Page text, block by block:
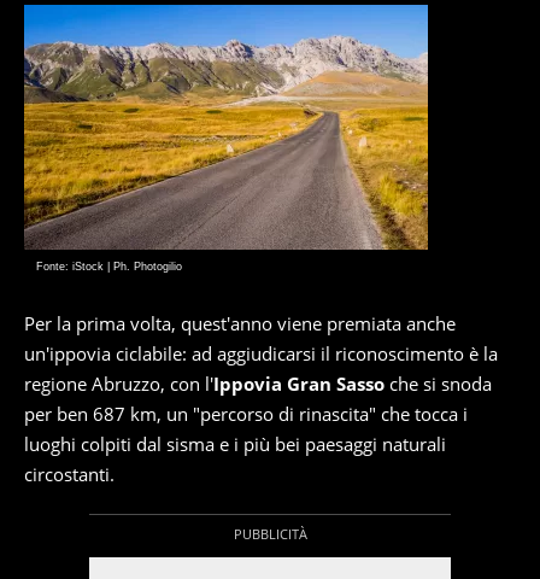
Fonte: iStock | Ph. Photogilio
Per la prima volta, quest'anno viene premiata anche
un'ippovia ciclabile: ad aggiudicarsi il riconoscimento è la
regione Abruzzo, con l'Ippovia Gran Sasso che si snoda
per ben 687 km, un "percorso di rinascita" che tocca i
luoghi colpiti dal sisma e i più bei paesaggi naturali
circostanti.